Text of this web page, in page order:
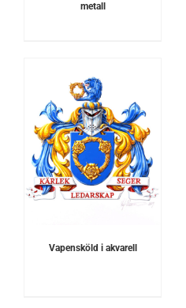
metall
Vapensköld i akvarell
DETALJER